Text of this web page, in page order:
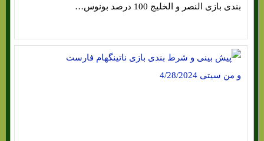
بندی بازی النصر و الخلیج 100 درصد بونوس…